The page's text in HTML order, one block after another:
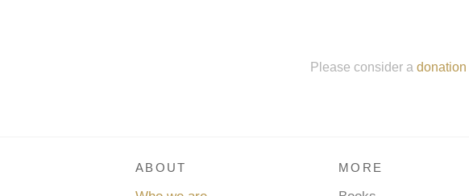
Please consider a donation
ABOUT MORE